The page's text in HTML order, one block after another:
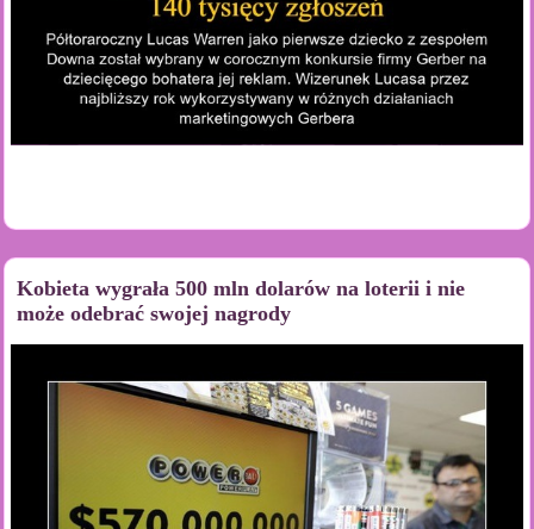
Kobieta wygrała 500 mln dolarów na loterii i nie
może odebrać swojej nagrody